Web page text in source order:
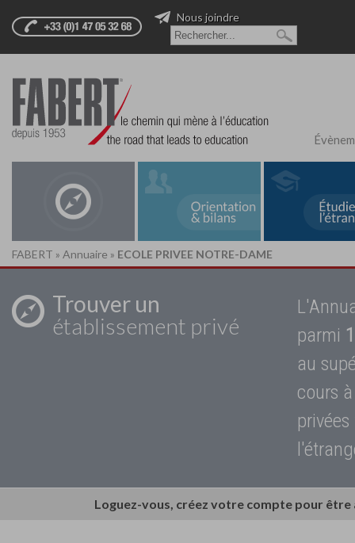
Nous joindre
FABERT » Annuaire » ECOLE PRIVEE NOTRE-DAME
Trouver un
établissement privé
parmi
au
cours
Loguez-vous, créez votre compte pour